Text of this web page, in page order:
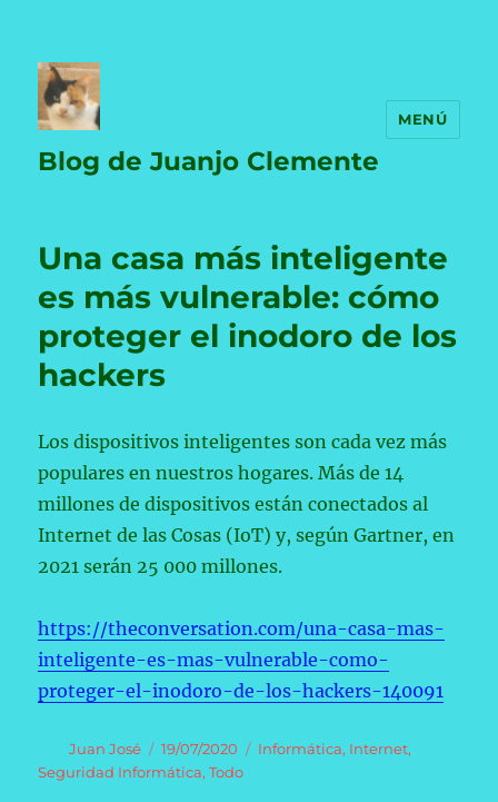
Blog de Juanjo Clemente
MENÚ
Una casa más inteligente
es más vulnerable: cómo
proteger el inodoro de los
hackers
Los dispositivos inteligentes son cada vez más
populares en nuestros hogares. Más de 14
millones de dispositivos están conectados al
Internet de las Cosas (IoT) y, según Gartner, en
2021 serán 25 000 millones.
https://theconversation.com/una-casa-mas-
inteligente-es-mas-vulnerable-como-
proteger-el-inodoro-de-los-hackers-140091
Autor
Juan José
Publicado
el
19/07/2020 Categorías
Informática, Internet,
Seguridad Informática,Todo